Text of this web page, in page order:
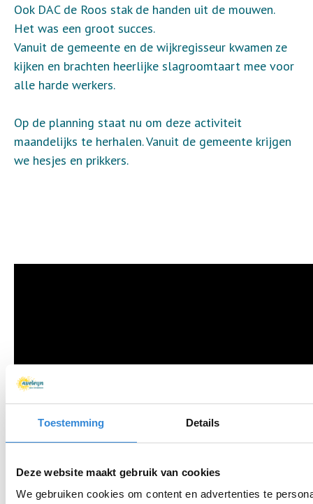
Toestemming Details
Deze website maakt gebruik van cookies
We gebruiken cookies om content en advertenties te
Ook DAC de Roos stak de handen uit de mouwen.
Het was een groot succes.
Vanuit de gemeente en de wijkregisseur kwamen ze
kijken en brachten heerlijke slagroomtaart mee voor
alle harde werkers.
Op de planning staat nu om deze activiteit
maandelijks te herhalen. Vanuit de gemeente krijgen
we hesjes en prikkers.